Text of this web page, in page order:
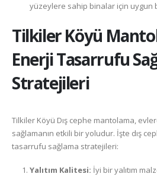
yüzeylere sahip binalar için uygun
Tilkiler Köyü
Enerji Tasarrufu
Stratejileri
Tilkiler Köyü Dış cephe mantolama,
sağlamanın etkili bir yoludur. İşte dış
tasarrufu sağlama stratejileri:
Yalıtım Kalitesi: İyi bir yalıtım